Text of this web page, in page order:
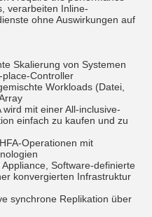
verarbeiten Inline-
ohne Auswirkungen auf
Skalierung von Systemen
Controller
Workloads (Datei,
wird mit einer All-inclusive-
einfach zu kaufen und zu
Operationen mit
Software-definierte
konvergierten Infrastruktur
synchrone Replikation über